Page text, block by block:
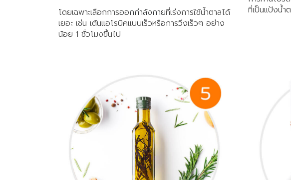
โดยเฉพาะเลือกการออกกำลังกายที่เร่งการใช้น้ำตาลได้
เยอะ เช่น เต้นแอโรบิคแบบเร็วหรือการวิ่งเร็วๆ อย่าง
น้อย 1 ชั่วโมงขึ้นไป
ที่เป็นแป้งน้ำ